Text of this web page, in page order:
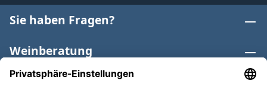
Sie haben Fragen?
Weinberatung
Informationen